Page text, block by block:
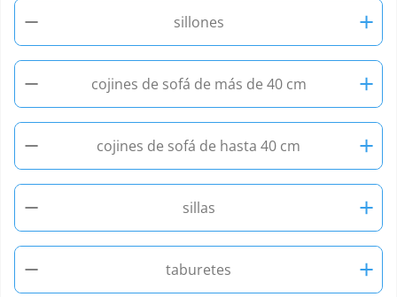
−
sillones
+
−
cojines de sofá de más de 40 cm
+
−
cojines de sofá de hasta 40 cm
+
−
sillas
+
−
taburetes +